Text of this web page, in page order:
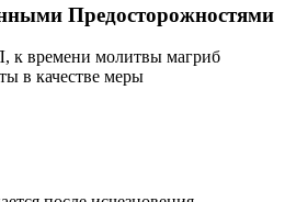
Предосторожностями
к времени молитвы магриб
в качестве меры